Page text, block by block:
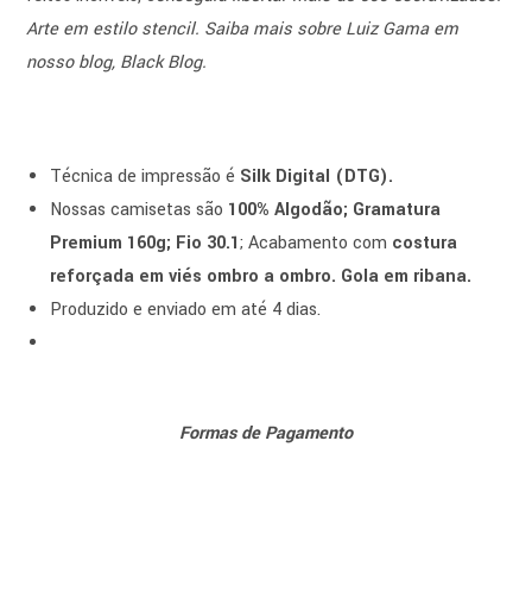
Arte em estilo stencil. Saiba mais sobre Luiz Gama em
nosso blog, Black Blog.
Técnica de impressão é Silk Digital (DTG).
Nossas camisetas são 100% Algodão; Gramatura
Premium 160g; Fio 30.1; Acabamento com costura
reforçada em viés ombro a ombro. Gola em ribana.
Produzido e enviado em até 4 dias.
Formas de Pagamento